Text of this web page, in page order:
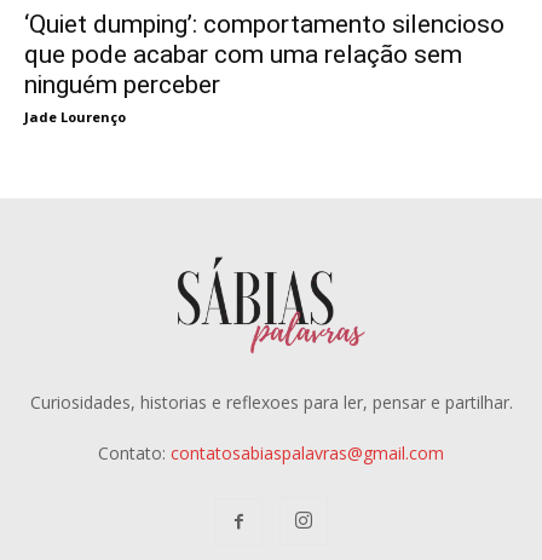
‘Quiet dumping’: comportamento silencioso
que pode acabar com uma relação sem
ninguém perceber
Jade Lourenço
Curiosidades, historias e reflexoes para ler, pensar e partilhar.
Contato: contatosabiaspalavras@gmail.com